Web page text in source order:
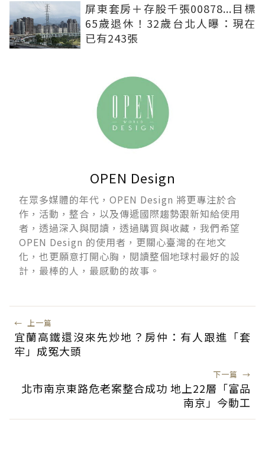
屏東套房＋存股千張00878...目標
65歲退休！32歲台北人曝：現在
已有243張
OPEN Design
在眾多媒體的年代，OPEN Design 將更專注於合
作，活動，整合，以及傳遞國際趨勢跟新知給使用
者，透過深入與閱讀，透過購買與收藏，我們希望
OPEN Design 的使用者，更關心臺灣的在地文
化，也更願意打開心胸，閱讀整個地球村最好的設
計，最棒的人，最感動的故事。
← 上一篇
宜蘭高鐵還沒來先炒地？房仲：有人跟進「套
牢」成冤大頭
下一篇 →
北市南京東路危老案整合成功 地上22層「富品
南京」今動工